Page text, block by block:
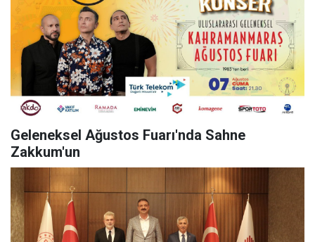
Geleneksel Ağustos Fuarı'nda Sahne
Zakkum'un